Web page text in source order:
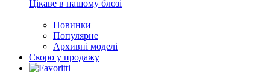
Цікаве в нашому блозі
Новинки
Популярне
Архивні моделі
Скоро у продажу